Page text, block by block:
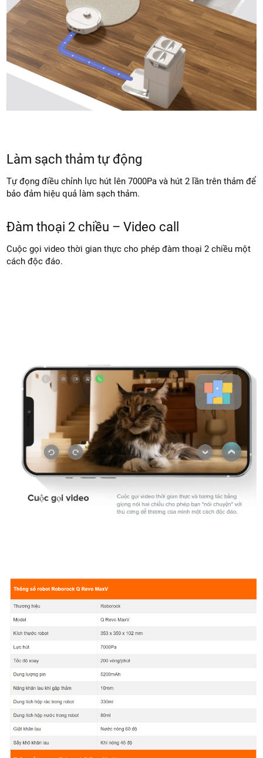
Làm sạch thảm tự động
Tự đọng điều chỉnh lực hút lên 7000Pa và hút 2 lần trên thảm để
bảo đảm hiệu quả làm sạch thảm.
Đàm thoại 2 chiều – Video call
Cuộc gọi video thời gian thực cho phép đàm thoại 2 chiều một
cách độc đáo.